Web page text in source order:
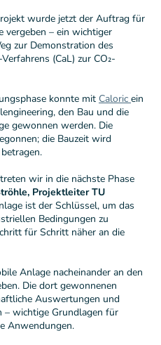
wurde jetzt der Auftrag für
vergeben – ein wichtiger
zur Demonstration des
(CaL) zur CO₂-
konnte mit Caloric ein
den Bau und die
gewonnen werden. Die
die Bauzeit wird
wir in die nächste Phase
Projektleiter TU
ist der Schlüssel, um das
Bedingungen zu
für Schritt näher an die
Anlage nacheinander an den
Die dort gewonnenen
Auswertungen und
wichtige Grundlagen für
Anwendungen.